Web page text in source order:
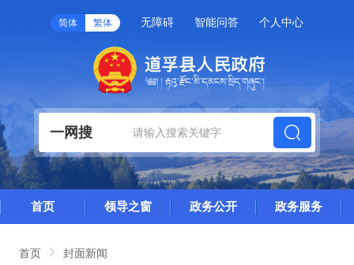
简体 繁体 无障碍 智能问答 个人中心
一网搜
首页 领导之窗 政务公开 政务服务
首页 封面新闻